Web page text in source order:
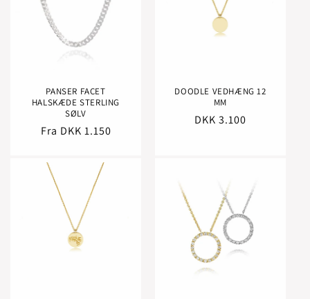
PANSER FACET
HALSKÆDE STERLING
SØLV
Normalpris
Fra DKK 1.150
DOODLE VEDHÆNG 12
MM
Normalpris
DKK 3.100